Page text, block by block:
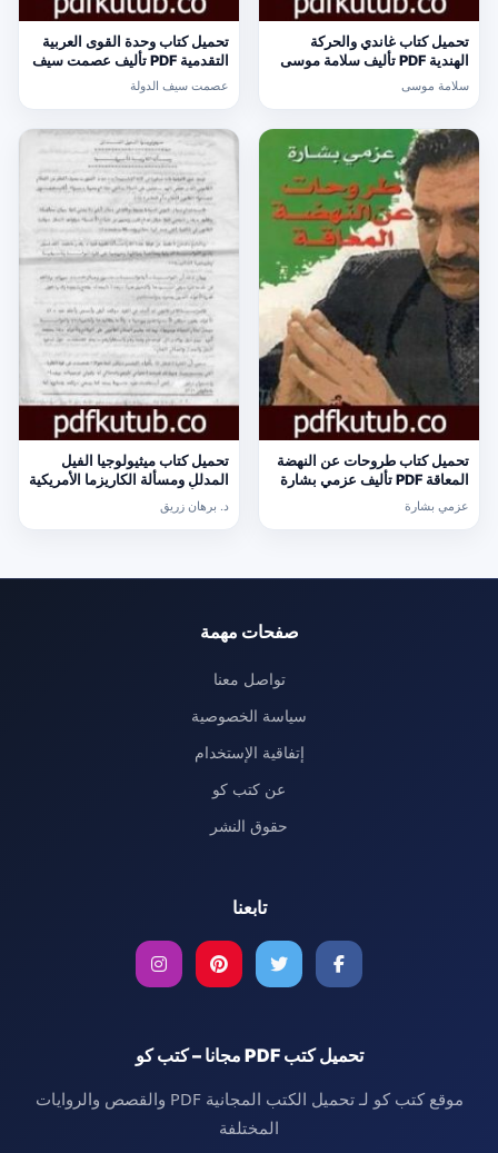
تحميل كتاب غاندي والحركة
الهندية PDF تأليف سلامة موسى
مجانا [كامل]
سلامة موسى
تحميل كتاب وحدة القوى العربية
التقدمية PDF تأليف عصمت سيف
الدولة مجانا [كامل]
عصمت سيف الدولة
تحميل كتاب طروحات عن النهضة
المعاقة PDF تأليف عزمي بشارة
مجانا [كامل]
عزمي بشارة
تحميل كتاب ميثيولوجيا الفيل
المدلل ومسألة الكاريزما الأمريكية
PDF تأليف د. برهان زريق مجانا
[كامل]
د. برهان زريق
صفحات مهمة
تواصل معنا
سياسة الخصوصية
إتفاقية الإستخدام
عن كتب كو
حقوق النشر
تابعنا
تحميل كتب PDF مجانا – كتب كو
موقع كتب كو لـ تحميل الكتب المجانية PDF والقصص والروايات
المختلفة